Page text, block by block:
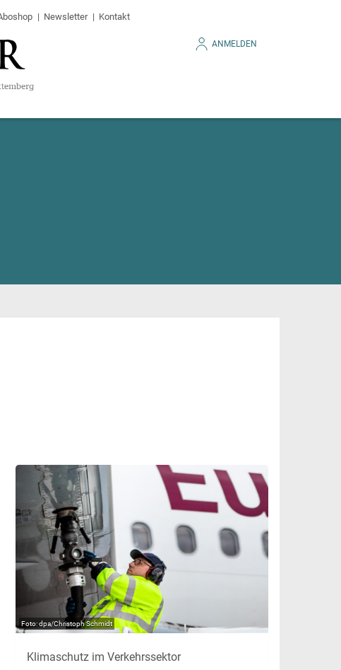
Newsletter Kontakt
ANMELDEN
dpa/Christoph Schmidt
Klimaschutz im Verkehrssektor